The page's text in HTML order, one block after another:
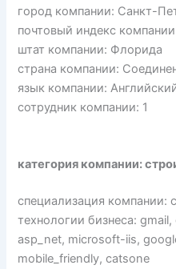
город компании: Санкт-
почтовый индекс
штат компании: Флорида
страна компании:
язык компании:
сотрудник компании: 1
категория компании:
специализация компании:
технологии бизнеса:
asp_net, microsoft-iis,
mobile_friendly, catsone